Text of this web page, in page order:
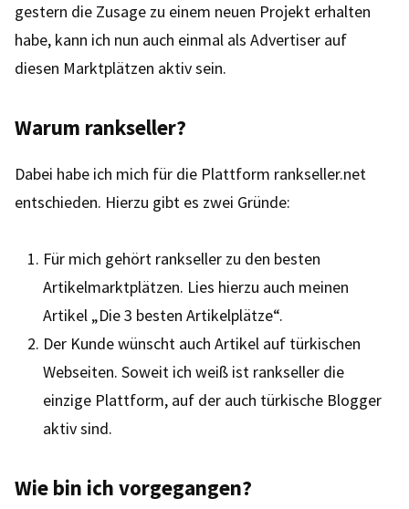
gestern die Zusage zu einem neuen Projekt erhalten
habe, kann ich nun auch einmal als Advertiser auf
diesen Marktplätzen aktiv sein.
Warum rankseller?
Dabei habe ich mich für die Plattform rankseller.net
entschieden. Hierzu gibt es zwei Gründe:
Für mich gehört rankseller zu den besten
Artikelmarktplätzen. Lies hierzu auch meinen
Artikel „Die 3 besten Artikelplätze“.
Der Kunde wünscht auch Artikel auf türkischen
Webseiten. Soweit ich weiß ist rankseller die
einzige Plattform, auf der auch türkische Blogger
aktiv sind.
Wie bin ich vorgegangen?